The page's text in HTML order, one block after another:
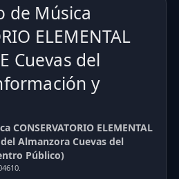
de Música
ELEMENTAL
Cuevas del
y
ELEMENTAL
del Almanzora Cuevas del
Público)